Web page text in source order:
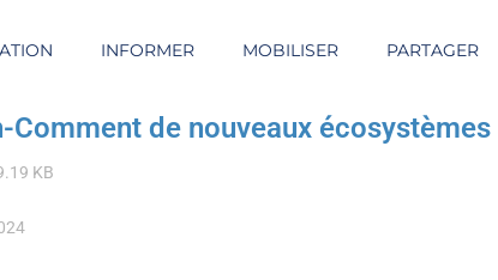
INFORMER MOBILISER PARTAGER
Comment de nouveaux
KB